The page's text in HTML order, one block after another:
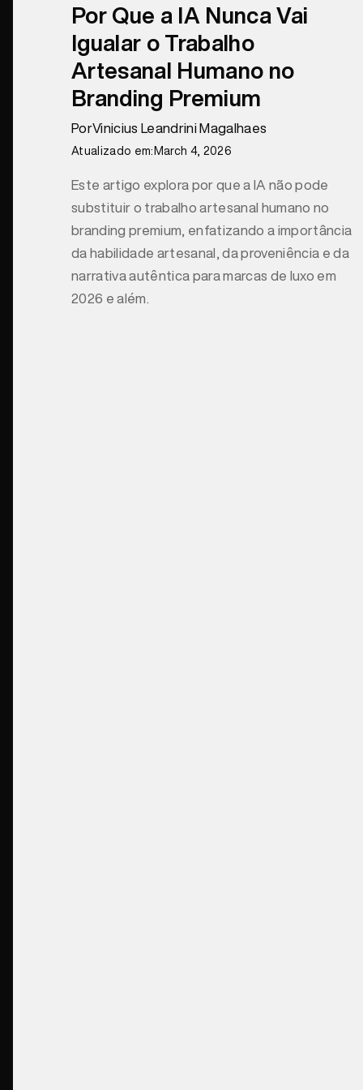
Por Que a IA Nunca Vai
Igualar o Trabalho
Artesanal Humano no
Branding Premium
PorVinicius Leandrini Magalhaes
Atualizado em: March 4, 2026
Este artigo explora por que a IA não pode
substituir o trabalho artesanal humano no
branding premium, enfatizando a importância
da habilidade artesanal, da proveniência e da
narrativa autêntica para marcas de luxo em
2026 e além.